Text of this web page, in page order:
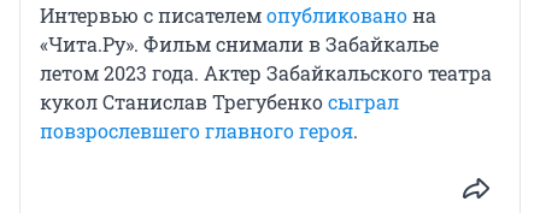
Интервью с писателемопубликованона
«Чита.Ру». Фильм снимали в Забайкалье
летом 2023 года. Актер Забайкальского театра
кукол Станислав Трегубенкосыграл
повзрослевшего главного героя.